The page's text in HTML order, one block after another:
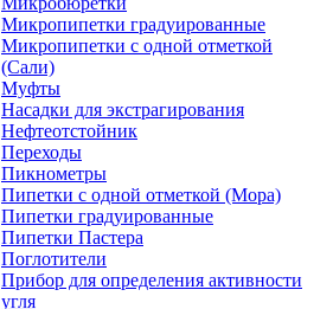
Микропипетки градуированные
Микропипетки с одной отметкой
(Сали)
Муфты
Насадки для экстрагирования
Нефтеотстойник
Переходы
Пикнометры
Пипетки с одной отметкой (Мора)
Пипетки градуированные
Пипетки Пастера
Поглотители
Прибор для определения активности
угля